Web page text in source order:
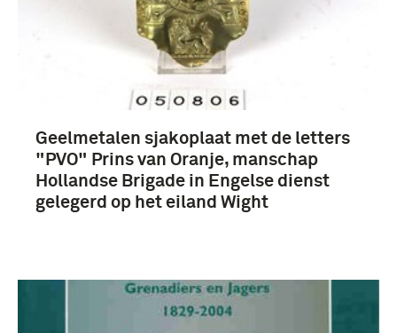
1901-1950 (3)
Nederland (6)
Geelmetalen sjakoplaat met de letters
"PVO" Prins van Oranje, manschap
Hollandse Brigade in Engelse dienst
gelegerd op het eiland Wight